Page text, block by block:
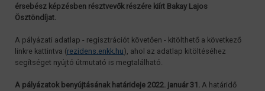
érsebész képzésben résztvevők részére kiírt Bakay Lajos
Ösztöndíjat.
A pályázati adatlap - regisztrációt követően - kitölthető a következő
linkre kattintva (rezidens.enkk.hu), ahol az adatlap kitöltéséhez
segítséget nyújtó útmutató is megtalálható.
A pályázatok benyújtásának határideje 2022. január 31. A határidő